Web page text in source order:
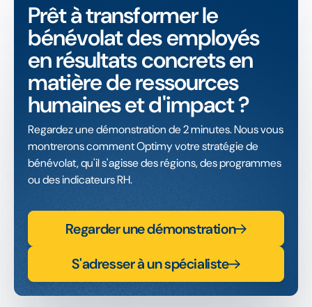
Prêt à transformer le
bénévolat des employés
en résultats concrets en
matière de ressources
humaines et d'impact ?
Regardez une démonstration de 2 minutes. Nous vous
montrerons comment Optimy votre stratégie de
bénévolat, qu'il s'agisse des régions, des programmes
ou des indicateurs RH.
Regarder une démonstration
S'adresser à un spécialiste